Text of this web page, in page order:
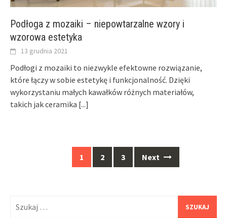
Podłoga z mozaiki – niepowtarzalne wzory i
wzorowa estetyka
13 grudnia 2021
Podłogi z mozaiki to niezwykle efektowne rozwiązanie,
które łączy w sobie estetykę i funkcjonalność. Dzięki
wykorzystaniu małych kawałków różnych materiałów,
takich jak ceramika [...]
1 2 3 Next